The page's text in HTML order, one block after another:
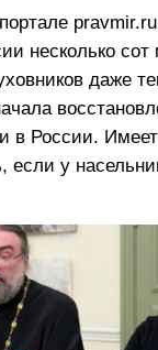
несколько
даже
в России.
у